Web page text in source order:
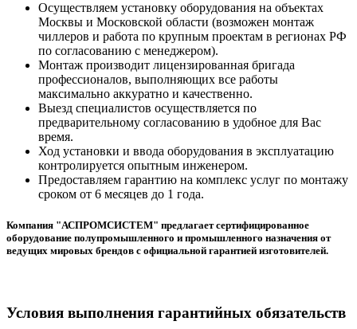
Осуществляем установку оборудования на объектах
Москвы и Московской области (возможен монтаж
чиллеров и работа по крупным проектам в регионах РФ
по согласованию с менеджером).
Монтаж производит лицензированная бригада
профессионалов, выполняющих все работы
максимально аккуратно и качественно.
Выезд специалистов осуществляется по
предварительному согласованию в удобное для Вас
время.
Ход установки и ввода оборудования в эксплуатацию
контролируется опытным инженером.
Предоставляем гарантию на комплекс услуг по монтажу
сроком от 6 месяцев до 1 года.
Компания "АСПРОМСИСТЕМ" предлагает сертифицированное
оборудование полупромышленного и промышленного назначения от
ведущих мировых брендов с официальной гарантией изготовителей.
Условия выполнения гарантийных обязательств